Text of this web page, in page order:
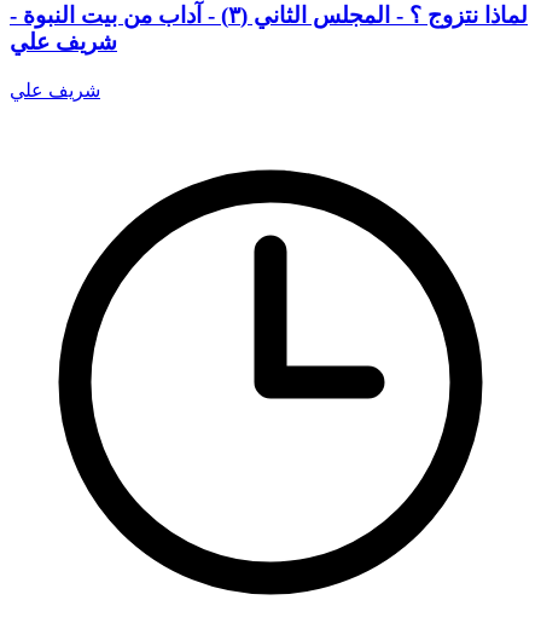
لماذا نتزوج ؟ - المجلس الثاني (٣) - آداب من بيت النبوة -
شريف علي
شريف علي